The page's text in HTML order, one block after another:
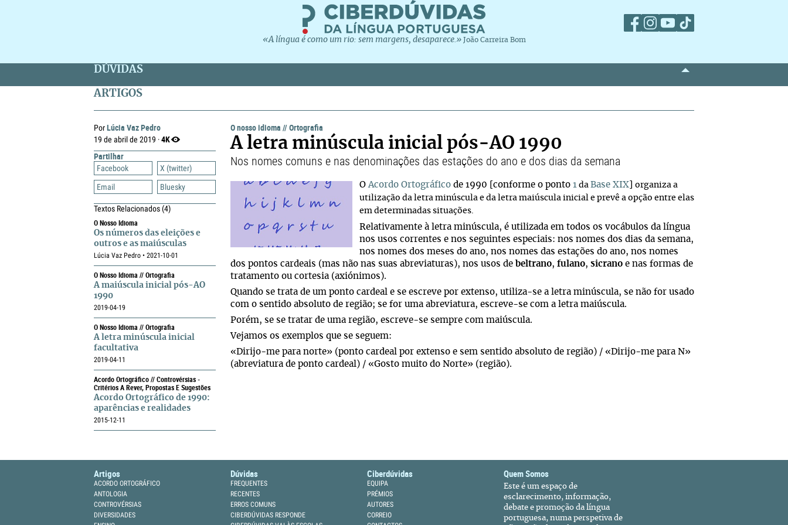
«A língua é como um rio: sem margens, desaparece.» João Carreira Bom
DÚVIDAS
ARTIGOS
PorLúcia Vaz Pedro
19 de abril de 2019 ·4K
Partilhar
Facebook
X (twitter)
Email
Bluesky
Textos Relacionados(4)
O Nosso Idioma
Os números das eleições e
outros e as maiúsculas
Lúcia Vaz Pedro • 2021-10-01
O Nosso Idioma // Ortografia
A maiúscula inicial pós-AO
1990
2019-04-19
O Nosso Idioma // Ortografia
A letra minúscula inicial
facultativa
2019-04-11
Acordo Ortográfico // Controvérsias -
Critérios A Rever, Propostas E Sugestões
Acordo Ortográfico de 1990:
aparências e realidades
2015-12-11
O nosso idioma //Ortografia
A letra minúscula inicial pós-AO 1990
Nos nomes comuns e nas denominações das estações do ano e dos dias da semana
OAcordo Ortográfico de 1990 [conforme o ponto 1 da Base XIX
organiza a
utilização da letra minúscula e da letra maiúscula inicial e prevê a opção entre elas
em determinadas situações.
Relativamente à letra minúscula, é utilizada em todos os vocábulos da língua
nos usos correntes e nos seguintes especiais: nos nomes dos dias da semana,
nos nomes dos meses do ano, nos nomes das estações do ano, nos nomes
dos pontos cardeais (mas não nas suas abreviaturas), nos usos de beltrano, fulano, sicrano e nas formas de
tratamento ou cortesia (axiónimos).
Quando se trata de um ponto cardeal e se escreve por extenso, utiliza-se a letra minúscula, se não for usado
com o sentido absoluto de região; se for uma abreviatura, escreve-se com a letra maiúscula.
Porém, se se tratar de uma região, escreve-se sempre com maiúscula.
Vejamos os exemplos que se seguem:
«Dirijo-me para norte» (ponto cardeal por extenso e sem sentido absoluto de região) / «Dirijo-me para N»
(abreviatura de ponto cardeal) / «Gosto muito do Norte» (região).
Artigos
ACORDO ORTOGRÁFICO
ANTOLOGIA
CONTROVÉRSIAS
DIVERSIDADES
Dúvidas
FREQUENTES
RECENTES
ERROS COMUNS
CIBERDÚVIDAS RESPONDE
Ciberdúvidas
EQUIPA
PRÉMIOS
AUTORES
CORREIO
Quem Somos
Este é um espaço de
esclarecimento, informação,
debate e promoção da língua
portuguesa, numa perspetiva de